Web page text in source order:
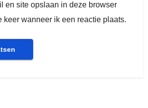
en site opslaan in deze browser
keer wanneer ik een reactie plaats.